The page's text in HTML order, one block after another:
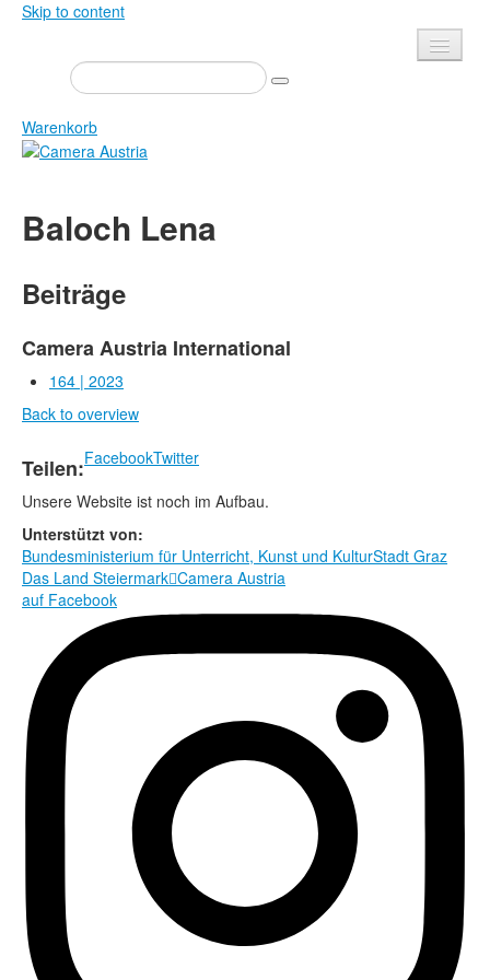
Skip to content
Presse
Veranstaltungen
Newsletter
Über uns
Shop
Datenschutz
Mediadaten
Warenkorb
Zeitschrift
Bücher
Edition
Bibliothek
Camera Austria Preis
Fotoarchiv Pierre Bourdieu
Rechtliche Informationen
Baloch Lena
Beiträge
Camera Austria International
164 | 2023
Back to overview
Teilen:FacebookTwitter
Unsere Website ist noch im Aufbau.
Unterstützt von:
Bundesministerium für Unterricht, Kunst und KulturStadt Graz
Das Land SteiermarkCamera Austria
auf Facebook